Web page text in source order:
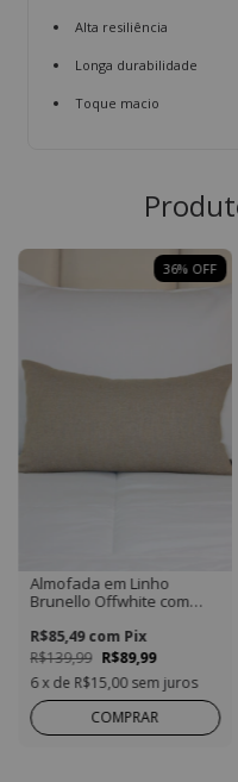
Alta resiliência
Longa durabilidade
Toque macio
36% OFF
Almofada em Linho
Brunello Offwhite com
Retangular
R$139,99 R$89,99
R$85,49com Pix
6x de R$15,00 sem juros
COMPRAR